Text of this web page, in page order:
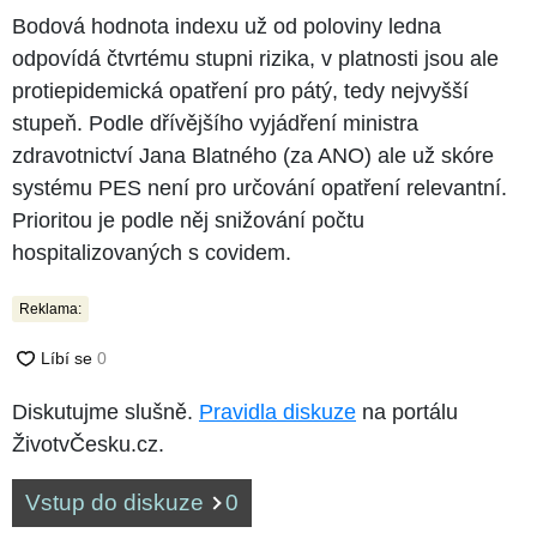
Bodová hodnota indexu už od poloviny ledna
odpovídá čtvrtému stupni rizika, v platnosti jsou ale
protiepidemická opatření pro pátý, tedy nejvyšší
stupeň. Podle dřívějšího vyjádření ministra
zdravotnictví Jana Blatného (za ANO) ale už skóre
systému PES není pro určování opatření relevantní.
Prioritou je podle něj snižování počtu
hospitalizovaných s covidem.
Reklama:
Diskutujme slušně. Pravidla diskuze na portálu
ŽivotvČesku.cz.
Vstup do diskuze 0